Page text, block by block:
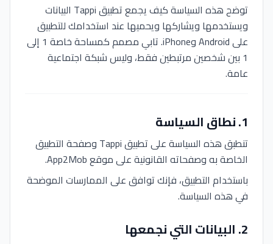
توضح هذه السياسة كيف يجمع تطبيق Tappi البيانات
ويستخدمها ويشاركها ويحميها عند استخدامك للتطبيق
على Android وiPhone. تابي مصمم كمساحة خاصة 1 إلى
1 بين شخصين مرتبطين فقط، وليس شبكة اجتماعية
عامة.
1
.نطاق السياسة
تنطبق هذه السياسة على تطبيق Tappi وصفحة التطبيق
الخاصة به وصفحاته القانونية على موقع App2Mob.
باستخدام التطبيق، فإنك توافق على الممارسات الموضحة
في هذه السياسة.
2
.البيانات التي نجمعها